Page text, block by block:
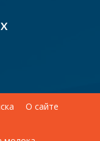
О сайте